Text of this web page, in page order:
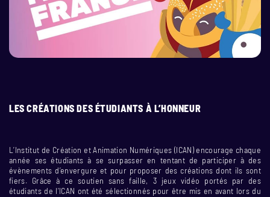
LES CRÉATIONS DES ÉTUDIANTS À L’HONNEUR
L’Institut de Création et Animation Numériques (ICAN) encourage chaque
année ses étudiants à se surpasser en tentant de participer à des
évènements d’envergure et pour proposer des créations dont ils sont
fiers. Grâce à ce soutien sans faille, 3 jeux vidéo portés par des
étudiants de l’ICAN ont été sélectionnés pour être mis en avant lors du